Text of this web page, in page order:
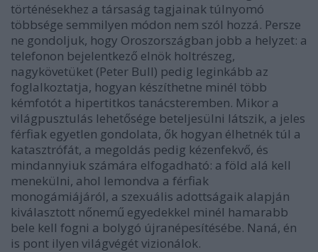
történésekhez a társaság tagjainak túlnyomó
többsége semmilyen módon nem szól hozzá. Persze
ne gondoljuk, hogy Oroszországban jobb a helyzet: a
telefonon bejelentkező elnök holtrészeg,
nagykövetüket (Peter Bull) pedig leginkább az
foglalkoztatja, hogyan készíthetne minél több
kémfotót a hipertitkos tanácsteremben. Mikor a
világpusztulás lehetősége beteljesülni látszik, a jeles
férfiak egyetlen gondolata, ők hogyan élhetnék túl a
katasztrófát, a megoldás pedig kézenfekvő, és
mindannyiuk számára elfogadható: a föld alá kell
menekülni, ahol lemondva a férfiak
monogámiájáról, a szexuális adottságaik alapján
kiválasztott nőnemű egyedekkel minél hamarabb
bele kell fogni a bolygó újranépesítésébe. Naná, én
is pont ilyen világvégét vizionálok.